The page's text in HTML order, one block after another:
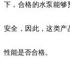
下，合格的水泵能够
安全，因此，这类产
性能是否合格。